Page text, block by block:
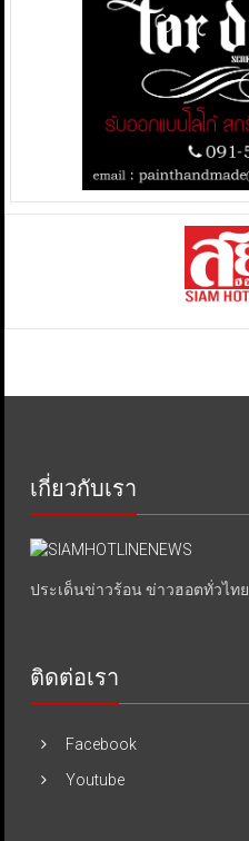
เกี่ยวกับเรา
ประเด็นข่าวร้อน ข่าวฮอตทั่วไทย.
ติดต่อเรา
Facebook
Youtube